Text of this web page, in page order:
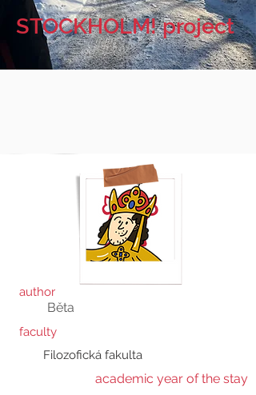
STOCKHOLM! project
author
Běta
faculty
Filozofická fakulta
academic year of the stay